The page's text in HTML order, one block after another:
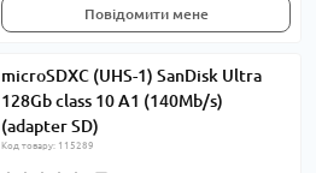
Повідомити мене
microSDXC (UHS-1) SanDisk Ultra
128Gb class 10 A1 (140Mb/s)
(adapter SD)
Код товару: 115289